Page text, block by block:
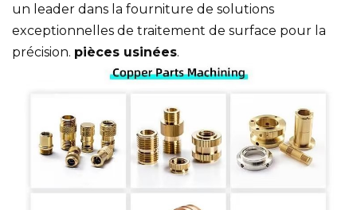
un leader dans la fourniture de solutions
exceptionnelles de traitement de surface pour la
précision. pièces usinées.